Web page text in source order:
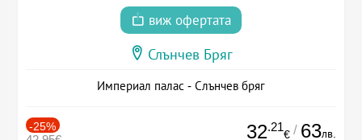
виж офертата
Слънчев Бряг
Империал палас - Слънчев бряг
-25% 32.21
€ / 63лв.